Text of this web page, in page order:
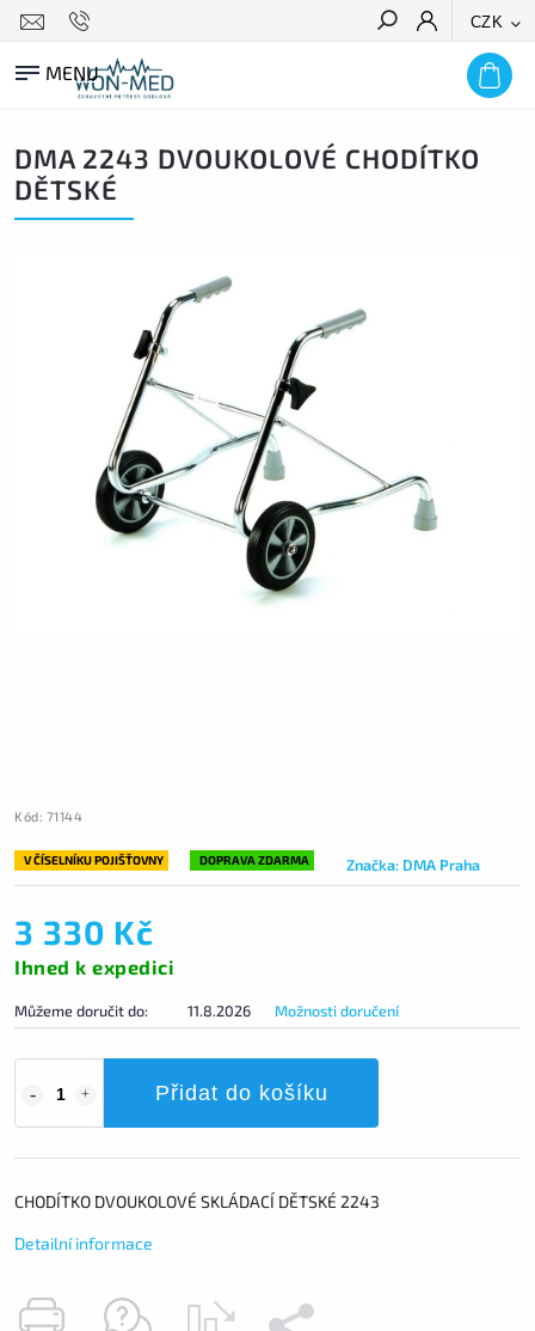
CZK
HLEDAT
DMA 2243 DVOUKOLOVÉ CHODÍTKO
DĚTSKÉ
Kód: 71144
V ČÍSELNÍKU POJIŠŤOVNY DOPRAVA ZDARMA Značka: DMA Praha
3 330 Kč
Ihned k expedici
Můžeme doručit do: 11.8.2026 Možnosti doručení
Přidat do košíku
CHODÍTKO DVOUKOLOVÉ SKLÁDACÍ DĚTSKÉ 2243
Detailní informace